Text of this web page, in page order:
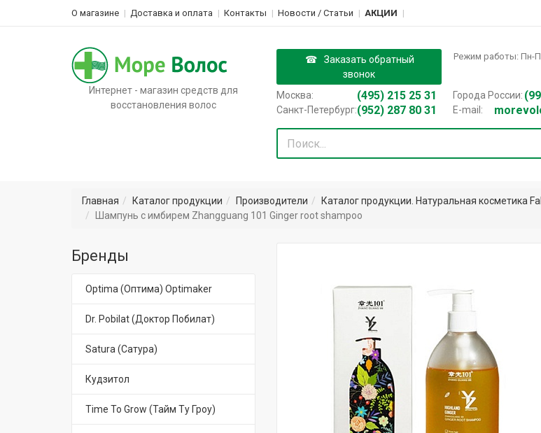
О магазине Доставка и оплата Контакты Новости / Cтатьи АКЦИИ
Интернет - магазин средств для
восстановления волос
Заказать обратный
звонок
Режим работы: Пн-
Москва: (495) 215 25 31
Санкт-Петербург:(952) 287 80 31
Города России:
E-mail:
Главная Каталог продукции Производители
Каталог продукции. Натуральная косметика
Шампунь с имбирем Zhangguang 101 Ginger root shampoo
Бренды
Optima (Оптима) Optimaker
Dr. Pobilat (Доктор Побилат)
Satura (Сатура)
Кудзитол
Time To Grow (Тайм Ту Гроу)